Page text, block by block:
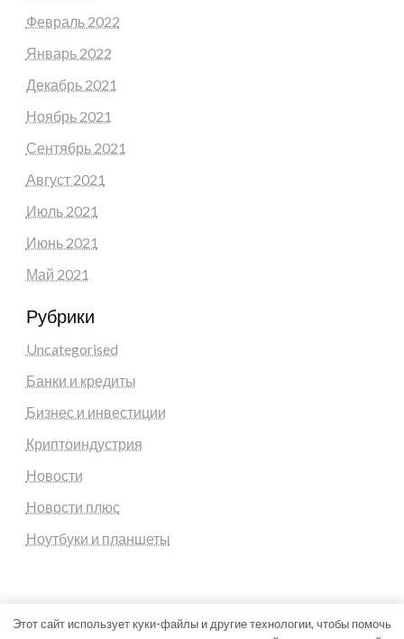
Февраль 2022
Январь 2022
Декабрь 2021
Ноябрь 2021
Сентябрь 2021
Август 2021
Июль 2021
Июнь 2021
Май 2021
Рубрики
Uncategorised
Банки и кредиты
Бизнес и инвестиции
Криптоиндустрия
Новости
Новости плюс
Ноутбуки и планшеты
Этот сайт использует куки-файлы и другие технологии, чтобы помочь